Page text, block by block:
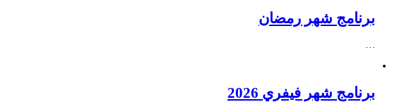
برنامج شهر رمضان
…
برنامج شهر فيفري 2026